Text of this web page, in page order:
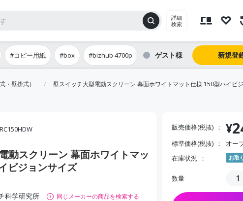
詳細
検索
#コピー用紙 #box #bizhub 4700p ゲスト 新規登
・壁掛式） 壁スイッチ大型電動スクリーン 幕面ホワイトマット仕様 150型ハイビ
動スクリーン 幕面ホワイトマッ
ビジョンサイズ
科学研究所 同じメーカーの商品を検索する
販売価格(税抜) ¥
標準価格(税抜)
オー
在庫状況
お取
数量